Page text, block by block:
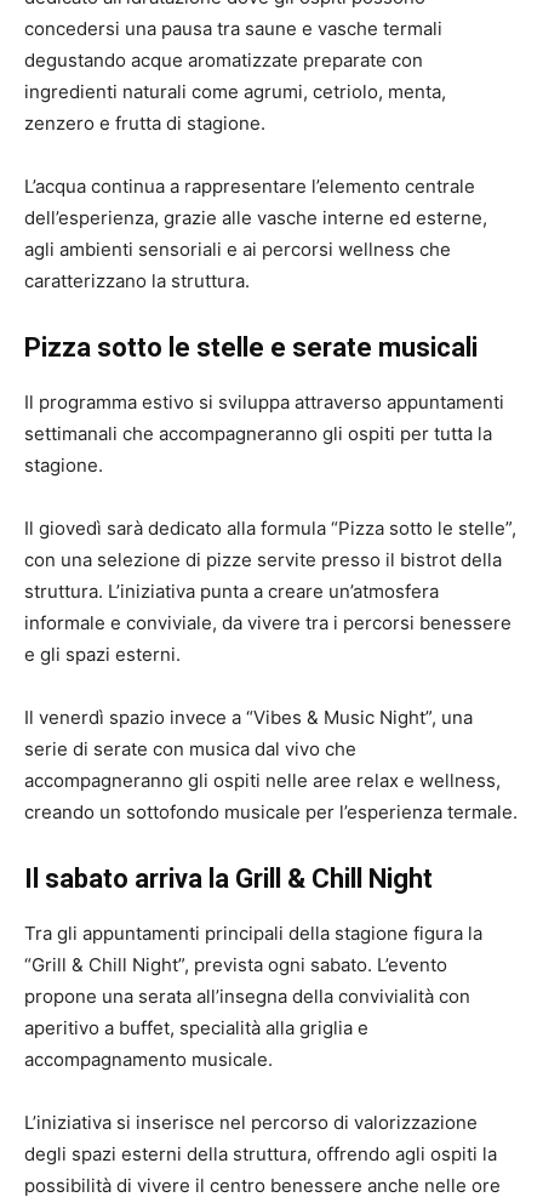
concedersi una pausa tra saune e vasche termali
degustando acque aromatizzate preparate con
ingredienti naturali come agrumi, cetriolo, menta,
zenzero e frutta di stagione.
L’acqua continua a rappresentare l’elemento centrale
dell’esperienza, grazie alle vasche interne ed esterne,
agli ambienti sensoriali e ai percorsi wellness che
caratterizzano la struttura.
Pizza sotto le stelle e serate musicali
Il programma estivo si sviluppa attraverso appuntamenti
settimanali che accompagneranno gli ospiti per tutta la
stagione.
Il giovedì sarà dedicato alla formula “Pizza sotto le stelle”,
con una selezione di pizze servite presso il bistrot della
struttura. L’iniziativa punta a creare un’atmosfera
informale e conviviale, da vivere tra i percorsi benessere
e gli spazi esterni.
Il venerdì spazio invece a “Vibes & Music Night”, una
serie di serate con musica dal vivo che
accompagneranno gli ospiti nelle aree relax e wellness,
creando un sottofondo musicale per l’esperienza termale.
Il sabato arriva la Grill & Chill Night
Tra gli appuntamenti principali della stagione figura la
“Grill & Chill Night”, prevista ogni sabato. L’evento
propone una serata all’insegna della convivialità con
aperitivo a buffet, specialità alla griglia e
accompagnamento musicale.
L’iniziativa si inserisce nel percorso di valorizzazione
degli spazi esterni della struttura, offrendo agli ospiti la
possibilità di vivere il centro benessere anche nelle ore